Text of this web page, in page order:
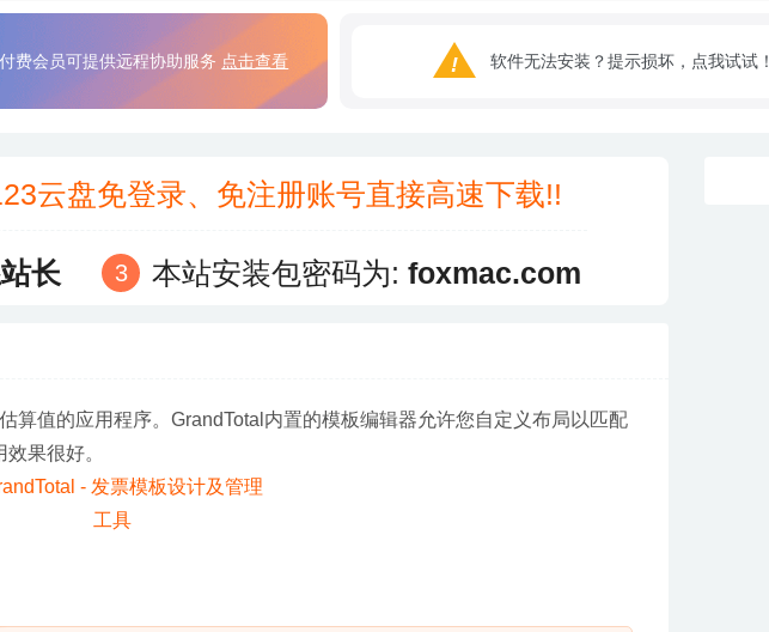
付费会员可提供远程协助服务 点击查看 软件无法安装？提示损坏，点我试试！
云盘免登录、免注册账号直接高速下载!!
长 本站安装包密码为: foxmac.com
算值的应用程序。GrandTotal内置的模板编辑器允许您自定义布局以匹配
果很好。